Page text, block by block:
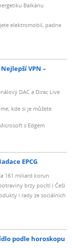
Balkánu
elektromobil, padne
Nejlepší VPN –
DAC a Dirac Live
kde si je můžete
s Edgem
EPCG
161 miliard korun
brzy pocítí i Češi
i rady ze sociálních
podle horoskopu